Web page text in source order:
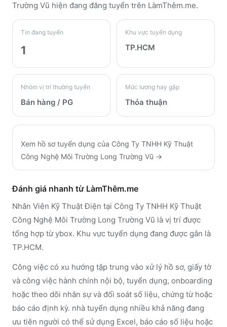
Trường Vũ hiện đang đăng tuyển trên LàmThêm.me.
Tin đang tuyển
1
Khu vực tuyển dụng
TP.HCM
Nhóm vị trí thường tuyển
Bán hàng / PG
Mức lương hay gặp
Thỏa thuận
Xem hồ sơ tuyển dụng của Công Ty TNHH Kỹ Thuật
Công Nghệ Môi Trường Long Trường Vũ →
Đánh giá nhanh từ LàmThêm.me
Nhân Viên Kỹ Thuật Điện tại Công Ty TNHH Kỹ Thuật
Công Nghệ Môi Trường Long Trường Vũ là vị trí được
tổng hợp từ ybox. Khu vực tuyển dụng đang được gắn là
TP.HCM.
Công việc có xu hướng tập trung vào xử lý hồ sơ, giấy tờ
và công việc hành chính nội bộ, tuyển dụng, onboarding
hoặc theo dõi nhân sự và đối soát số liệu, chứng từ hoặc
báo cáo định kỳ. nhà tuyển dụng nhiều khả năng đang
ưu tiên người có thể sử dụng Excel, báo cáo số liệu hoặc